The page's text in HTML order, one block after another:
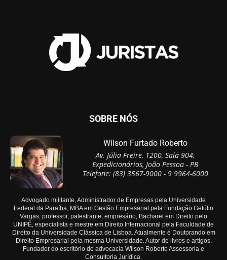
SOBRE NÓS
Wilson Furtado Roberto
Av. Júlia Freire, 1200, Sala 904,
Expedicionários, João Pessoa - PB
Telefone: (83) 3567-9000 - 9 9964-6000
Advogado militante, Administrador de Empresas pela Universidade
Federal da Paraíba, MBA em Gestão Empresarial pela Fundação Getúlio
Vargas, professor, palestrante, empresário, Bacharel em Direito pelo
UNIPÊ, especialista e mestre em Direito Internacional pela Faculdade de
Direito da Universidade Clássica de Lisboa. Atualmente é Doutorando em
Direito Empresarial pela mesma Universidade. Autor de livros e artigos.
Fundador do escritório de advocacia Wilson Roberto Assessoria e
Consultoria Jurídica.